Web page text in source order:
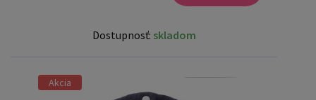
Dostupnosť: skladom
Akcia